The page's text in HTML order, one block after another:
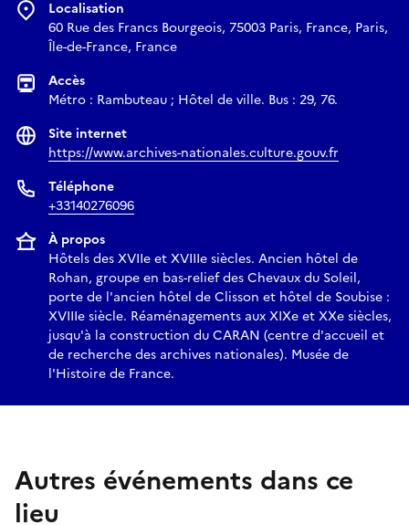
Localisation
60 Rue des Francs Bourgeois, 75003 Paris, France, Paris,
Île-de-France, France
Accès
Métro : Rambuteau ; Hôtel de ville. Bus : 29, 76.
Site internet
https://www.archives-nationales.culture.gouv.fr
Téléphone
+33140276096
À propos
Hôtels des XVIIe et XVIIIe siècles. Ancien hôtel de
Rohan, groupe en bas-relief des Chevaux du Soleil,
porte de l'ancien hôtel de Clisson et hôtel de Soubise :
XVIIIe siècle. Réaménagements aux XIXe et XXe siècles,
jusqu'à la construction du CARAN (centre d'accueil et
de recherche des archives nationales). Musée de
l'Histoire de France.
Autres événements dans ce
lieu